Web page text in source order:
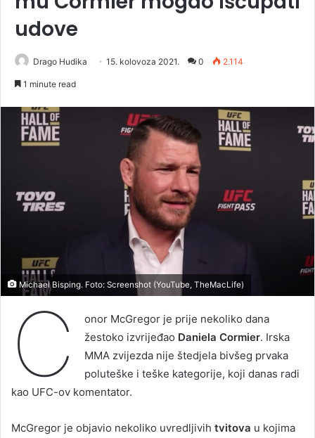
udove
Drago Hudika 15. kolovoza 2021. 0 2.114
1 minute read
Michael Bisping. Foto: Screenshot (YouTube, TheMacLife)
C
onor McGregor je prije nekoliko dana
žestoko izvrijeđao Daniela Cormier. Irska
MMA zvijezda nije štedjela bivšeg prvaka
poluteške i teške kategorije, koji danas radi
kao UFC-ov komentator.
McGregor je objavio nekoliko uvredljivih tvitova u kojima